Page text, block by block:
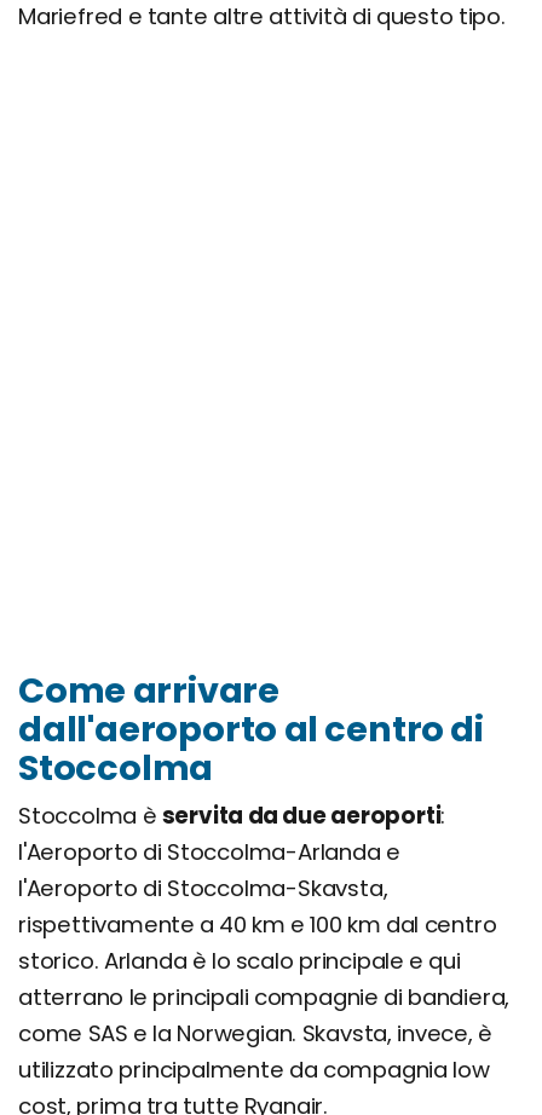
Mariefred e tante altre attività di questo tipo.
Come arrivare
dall'aeroporto al centro di
Stoccolma
Stoccolma è servita da due aeroporti:
l'Aeroporto di Stoccolma-Arlanda e
l'Aeroporto di Stoccolma-Skavsta,
rispettivamente a 40 km e 100 km dal centro
storico. Arlanda è lo scalo principale e qui
atterrano le principali compagnie di bandiera,
come SAS e la Norwegian. Skavsta, invece, è
utilizzato principalmente da compagnia low
cost, prima tra tutte Ryanair.